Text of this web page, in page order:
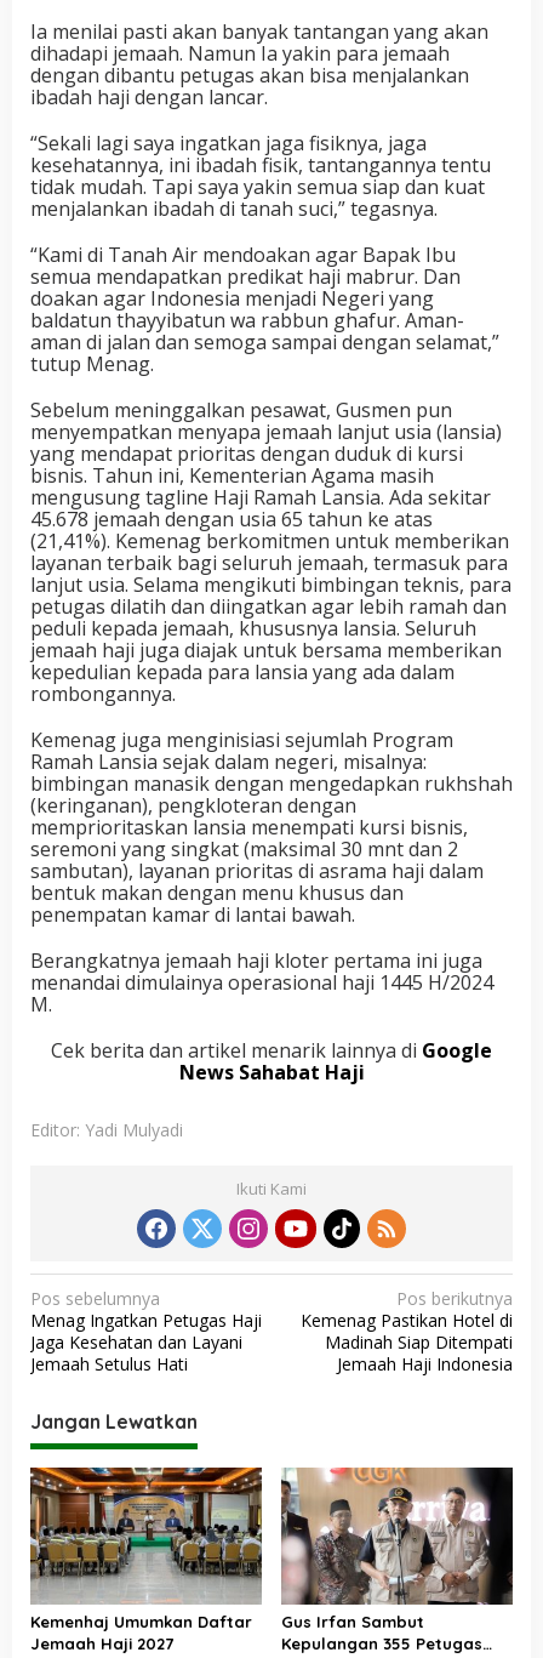
Ia menilai pasti akan banyak tantangan yang akan
dihadapi jemaah. Namun Ia yakin para jemaah
dengan dibantu petugas akan bisa menjalankan
ibadah haji dengan lancar.
“Sekali lagi saya ingatkan jaga fisiknya, jaga
kesehatannya, ini ibadah fisik, tantangannya tentu
tidak mudah. Tapi saya yakin semua siap dan kuat
menjalankan ibadah di tanah suci,” tegasnya.
“Kami di Tanah Air mendoakan agar Bapak Ibu
semua mendapatkan predikat haji mabrur. Dan
doakan agar Indonesia menjadi Negeri yang
baldatun thayyibatun wa rabbun ghafur. Aman-
aman di jalan dan semoga sampai dengan selamat,”
tutup Menag.
Sebelum meninggalkan pesawat, Gusmen pun
menyempatkan menyapa jemaah lanjut usia (lansia)
yang mendapat prioritas dengan duduk di kursi
bisnis. Tahun ini, Kementerian Agama masih
mengusung tagline Haji Ramah Lansia. Ada sekitar
45.678 jemaah dengan usia 65 tahun ke atas
(21,41%). Kemenag berkomitmen untuk memberikan
layanan terbaik bagi seluruh jemaah, termasuk para
lanjut usia. Selama mengikuti bimbingan teknis, para
petugas dilatih dan diingatkan agar lebih ramah dan
peduli kepada jemaah, khususnya lansia. Seluruh
jemaah haji juga diajak untuk bersama memberikan
kepedulian kepada para lansia yang ada dalam
rombongannya.
Kemenag juga menginisiasi sejumlah Program
Ramah Lansia sejak dalam negeri, misalnya:
bimbingan manasik dengan mengedapkan rukhshah
(keringanan), pengkloteran dengan
memprioritaskan lansia menempati kursi bisnis,
seremoni yang singkat (maksimal 30 mnt dan 2
sambutan), layanan prioritas di asrama haji dalam
bentuk makan dengan menu khusus dan
penempatan kamar di lantai bawah.
Berangkatnya jemaah haji kloter pertama ini juga
menandai dimulainya operasional haji 1445 H/2024
M.
Cek berita dan artikel menarik lainnya di Google
News Sahabat Haji
Editor: Yadi Mulyadi
Ikuti Kami
N
a
v
g
a
s
i
p
o
s
Pos sebelumnya
Menag Ingatkan Petugas Haji
Jaga Kesehatan dan Layani
Jemaah Setulus Hati
Pos berikutnya
Kemenag Pastikan Hotel di
Madinah Siap Ditempati
Jemaah Haji Indonesia
Jangan Lewatkan
Kemenhaj Umumkan Daftar
Jemaah Haji 2027
Gus Irfan Sambut
Kepulangan 355 Petugas